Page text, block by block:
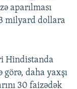
aparılması
milyard dollara
Hindistanda
daha yaxşı
30 faizədək